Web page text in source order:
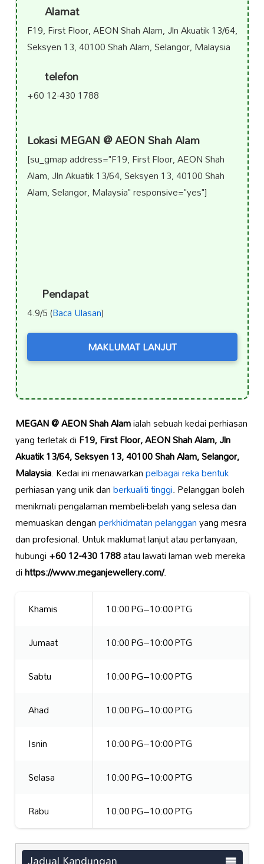
Alamat
F19, First Floor, AEON Shah Alam, Jln Akuatik 13/64,
Seksyen 13, 40100 Shah Alam, Selangor, Malaysia
telefon
+60 12-430 1788
Lokasi MEGAN @ AEON Shah Alam
[su_gmap address="F19, First Floor, AEON Shah
Alam, Jln Akuatik 13/64, Seksyen 13, 40100 Shah
Alam, Selangor, Malaysia" responsive="yes"]
Pendapat
4.9/5 (Baca Ulasan)
MAKLUMAT LANJUT
MEGAN @ AEON Shah Alamialah sebuah kedai perhiasan
yang terletak diF19, First Floor, AEON Shah Alam, Jln
Akuatik 13/64, Seksyen 13, 40100 Shah Alam, Selangor,
Malaysia. Kedai ini menawarkanpelbagai reka bentuk
perhiasan yang unik danberkualiti tinggi. Pelanggan boleh
menikmati pengalaman membeli-belah yang selesa dan
memuaskan denganperkhidmatan pelangganyang mesra
dan profesional. Untuk maklumat lanjut atau pertanyaan,
hubungi+60 12-430 1788atau lawati laman web mereka
dihttps://www.meganjewellery.com/.
Khamis
10:00 PG–10:00 PTG
Jumaat
10:00 PG–10:00 PTG
Sabtu
10:00 PG–10:00 PTG
Ahad
10:00 PG–10:00 PTG
Isnin
10:00 PG–10:00 PTG
Selasa
10:00 PG–10:00 PTG
Rabu
10:00 PG–10:00 PTG